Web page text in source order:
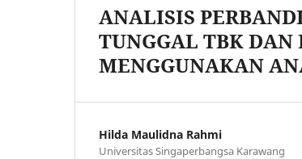
ANALISIS
TUNGGAL TBK DAN
MENGGUNAKAN
Hilda Maulidna Rahmi
Universitas Singaperbangsa Karawang